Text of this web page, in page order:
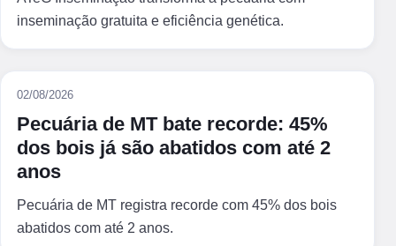
inseminação gratuita e eficiência genética.
02/08/2026
Pecuária de MT bate recorde: 45%
dos bois já são abatidos com até 2
anos
Pecuária de MT registra recorde com 45% dos bois
abatidos com até 2 anos.